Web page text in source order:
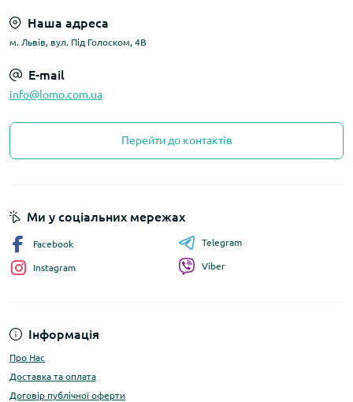
Наша адреса
м. Львів, вул. Під Голоском, 4В
E-mail
info@lomo.com.ua
Перейти до контактів
Інформація
Про Нас
Доставка та оплата
Договір публічної оферти
Ми у соціальних мережах
Facebook
Instagram
Telegram
Viber